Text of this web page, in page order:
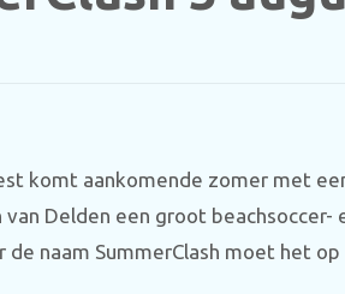
komt aankomende zomer met
Delden een groot
de naam SummerClash moet het